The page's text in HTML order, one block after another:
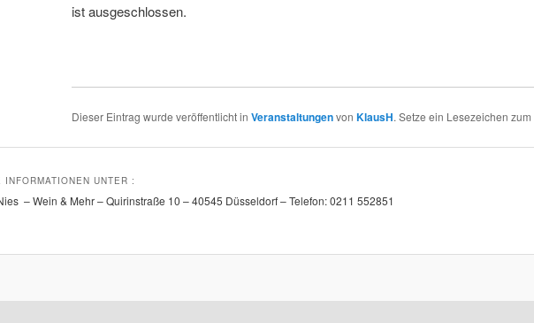
ist ausgeschlossen.
Dieser Eintrag wurde veröffentlicht in Veranstaltungenvon KlausH. Setze ein Lesezeichen zum
INFORMATIONEN UNTER :
– Wein & Mehr – Quirinstraße 10 – 40545 Düsseldorf – Telefon: 0211 552851